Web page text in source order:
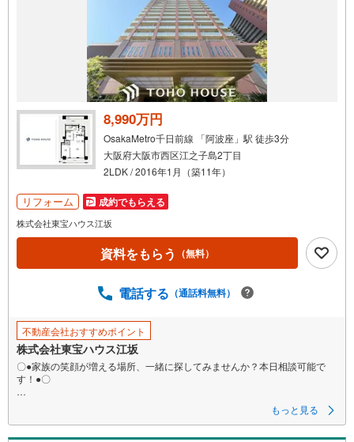
8,990万円
OsakaMetro千日前線 「阿波座」駅 徒歩3分
大阪府大阪市西区江之子島2丁目
2LDK / 2016年1月（築11年）
リフォーム 成約でもらえる
株式会社東宝ハウス江坂
資料をもらう （無料）
電話する （通話料無料）
不動産会社おすすめポイント
株式会社東宝ハウス江坂
〇●家族の笑顔が増える場所、一緒に探してみませんか？本日相談可能で
す！●〇
一つ屋根の下にそれぞれの暮らしがある。お部屋ぐらいは自分の価値観で
自由にしたい。だからこそ、そのベースはシンプルであるべきだと思う。
なぜなら、時の流れで人の好みは変わっていくものだから。
もっと見る